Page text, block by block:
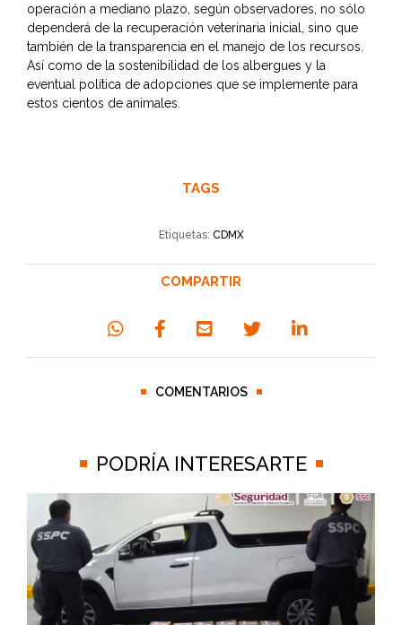
operación a mediano plazo, según observadores, no sólo
dependerá de la recuperación veterinaria inicial, sino que
también de la transparencia en el manejo de los recursos.
Así como de la sostenibilidad de los albergues y la
eventual política de adopciones que se implemente para
estos cientos de animales.
TAGS
Etiquetas: CDMX
COMPARTIR
COMENTARIOS
PODRÍA INTERESARTE